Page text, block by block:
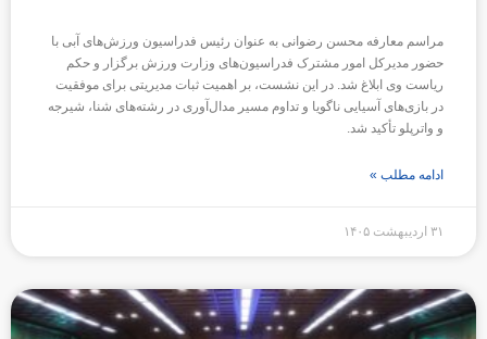
مراسم معارفه محسن رضوانی به عنوان رئیس فدراسیون ورزش‌های آبی با
حضور مدیرکل امور مشترک فدراسیون‌های وزارت ورزش برگزار و حکم
ریاست وی ابلاغ شد. در این نشست، بر اهمیت ثبات مدیریتی برای موفقیت
در بازی‌های آسیایی ناگویا و تداوم مسیر مدال‌آوری در رشته‌های شنا، شیرجه
و واترپلو تأکید شد.
ادامه مطلب »
۳۱ اردیبهشت ۱۴۰۵